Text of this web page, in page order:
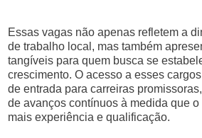
Essas vagas não apenas refletem a
de trabalho local, mas também
tangíveis para quem busca se
crescimento. O acesso a esses
de entrada para carreiras
de avanços contínuos à medida que
mais experiência e qualificação.